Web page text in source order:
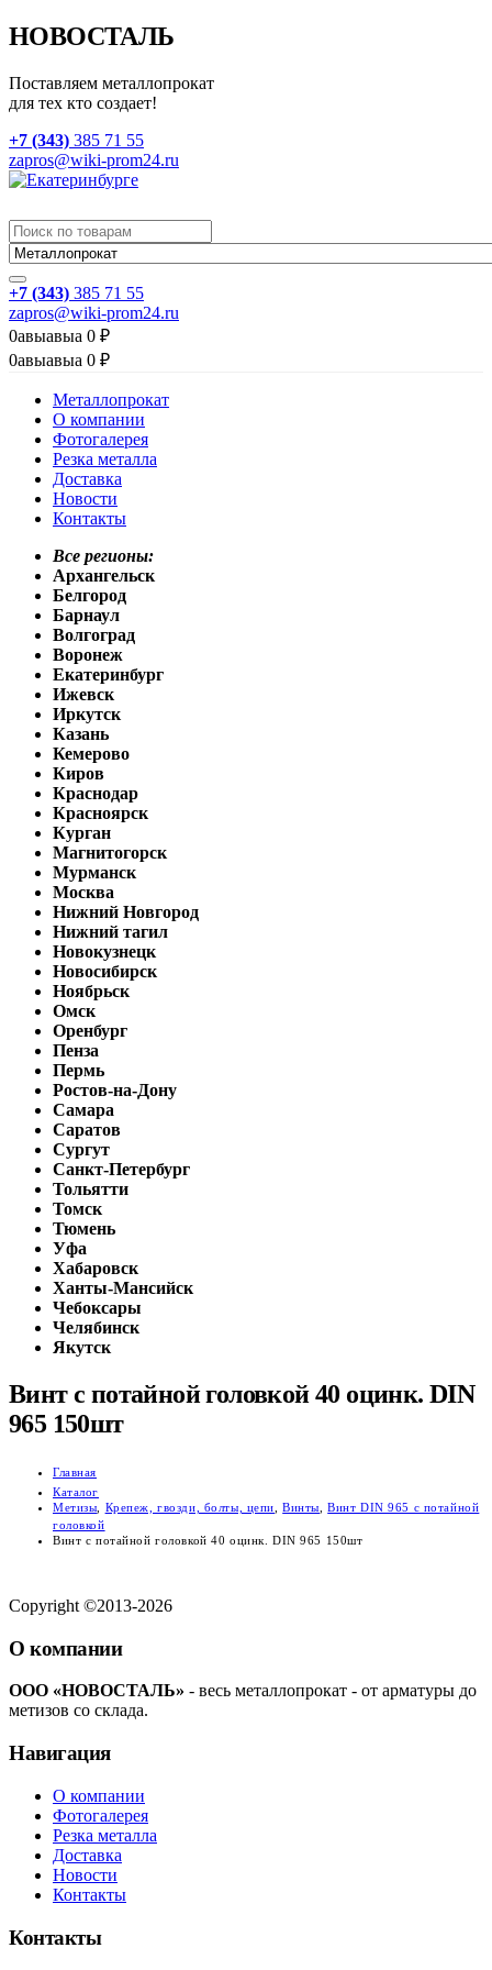
НОВОСТАЛЬ
Поставляем металлопрокат
для тех кто создает!
+7 (343) 385 71 55
zapros@wiki-prom24.ru
+7 (343) 385 71 55
zapros@wiki-prom24.ru
0авыавыа 0 ₽
0авыавыа 0 ₽
Металлопрокат
О компании
Фотогалерея
Резка металла
Доставка
Новости
Контакты
Все регионы:
Архангельск
Белгород
Барнаул
Волгоград
Воронеж
Екатеринбург
Ижевск
Иркутск
Казань
Кемерово
Киров
Краснодар
Красноярск
Курган
Магнитогорск
Мурманск
Москва
Нижний Новгород
Нижний тагил
Новокузнецк
Новосибирск
Ноябрьск
Омск
Оренбург
Пенза
Пермь
Ростов-на-Дону
Самара
Саратов
Сургут
Санкт-Петербург
Тольятти
Томск
Тюмень
Уфа
Хабаровск
Ханты-Мансийск
Чебоксары
Челябинск
Якутск
Винт с потайной головкой 40 оцинк. DIN
965 150шт
Главная
Каталог
Метизы
Крепеж, гвозди, болты, цепи ,Винты ,Винт DIN 965 с потайной
головкой
Винт с потайной головкой 40 оцинк. DIN 965 150шт
Copyright ©2013-2026
О компании
ООО «НОВОСТАЛЬ» - весь металлопрокат - от арматуры до
метизов со склада.
Навигация
О компании
Фотогалерея
Резка металла
Доставка
Новости
Контакты
Контакты